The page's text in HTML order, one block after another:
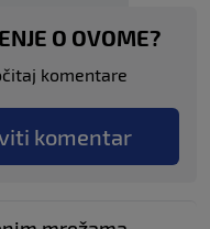
O OVOME?
komentare
komentar